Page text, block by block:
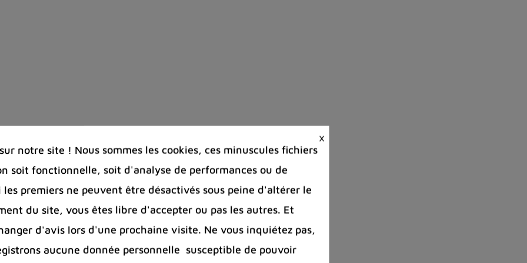
×
notre site ! Nous sommes les cookies, ces minuscules fichiers
soit fonctionnelle, soit d'analyse de performances ou de
les premiers ne peuvent être désactivés sous peine d'altérer le
du site, vous êtes libre d'accepter ou pas les autres. Et
d'avis lors d'une prochaine visite. Ne vous inquiétez pas,
aucune donnée personnelle susceptible de pouvoir